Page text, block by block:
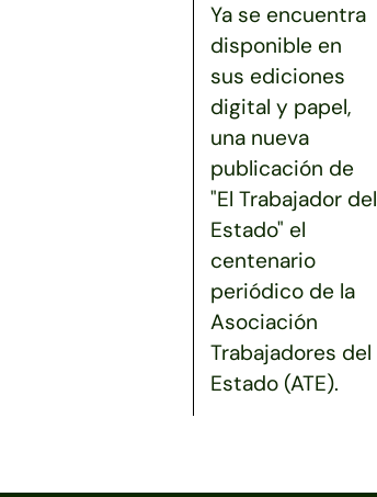
Ya se encuentra
disponible en
sus ediciones
digital y papel,
una nueva
publicación de
"El Trabajador del
Estado" el
centenario
periódico de la
Asociación
Trabajadores del
Estado (ATE).